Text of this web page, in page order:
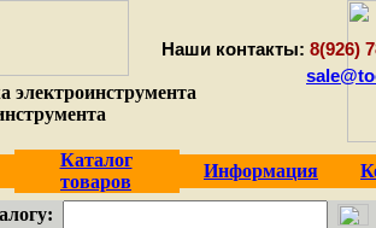
электроинструмента
Наши контакты: 8(926)
Каталог
товаров
Информация